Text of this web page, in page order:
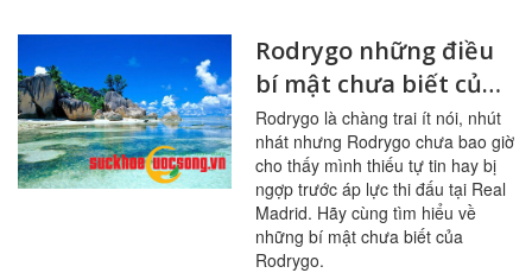
Rodrygo những điều
bí mật chưa biết của
tài năng trẻ bóng đá
thế giới
Rodrygo là chàng trai ít nói, nhút
nhát nhưng Rodrygo chưa bao giờ
cho thấy mình thiếu tự tin hay bị
ngợp trước áp lực thi đấu tại Real
Madrid. Hãy cùng tìm hiểu về
những bí mật chưa biết của
Rodrygo.